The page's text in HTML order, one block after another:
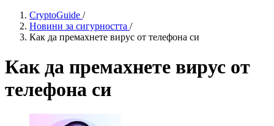
CryptoGuide /
Новини за сигурността /
Как да премахнете вирус от телефона си
Как да премахнете вирус от
телефона си